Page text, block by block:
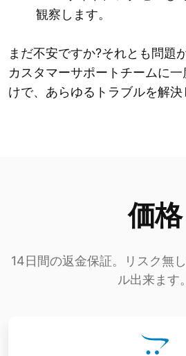
観察します。
まだ不安ですか?それとも問題
カスタマーサポートチームに
けで、あらゆるトラブルを解決
価格
14日間の返金保証。リスク無
ル出来ます。